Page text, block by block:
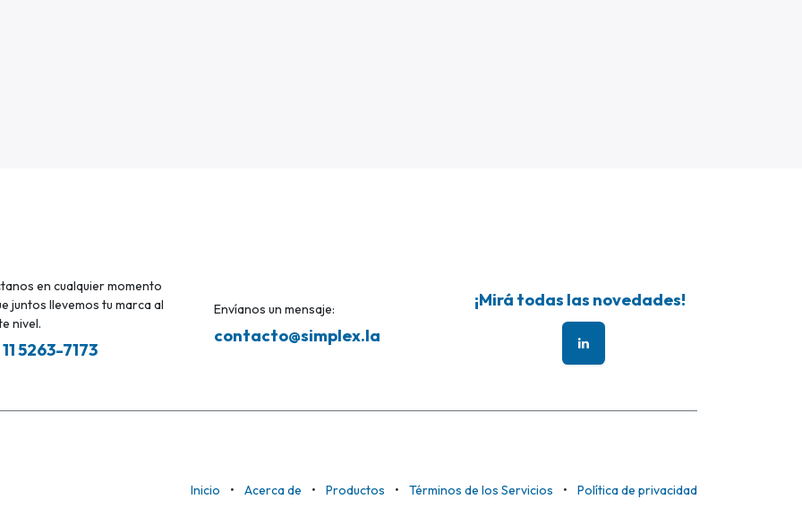
en cualquier momento
juntos llevemos tu marca al
nivel.
5263-7173
Envíanos un mensaje:
contacto@simplex.la
¡Mirá todas las novedades!
Inicio • Acerca de • Productos • Términos de los Servicios • Política de privacidad